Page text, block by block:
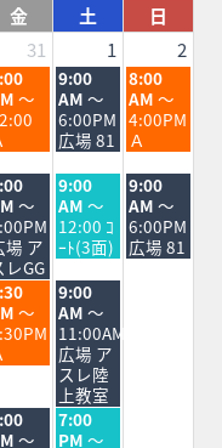
金 土
日
31 1 2
,
～
土
曜
日,
8
月
1st
2026
9:00
AM ～
6:00PM
広場 81
日
曜
日,
8
月
2nd
2026
8:00
AM ～
4:00PM
Ａ
,
～
場 ア
レGG
土
曜
日,
8
月
1st
2026
9:00
AM ～
12:00 ｺ
ｰﾄ(3面)
日
曜
日,
8
月
9:00
AM ～
6:00PM
広場 81
,
～
土
曜
日,
8
月
1st
2026
9:00
AM ～
11:00AM
広場 ア
スレ陸
上教室
～
土
曜
7:00
PM ～